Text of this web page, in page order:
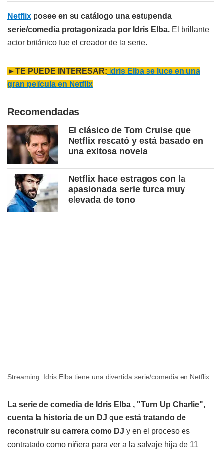
Netflix posee en su catálogo una estupenda
serie/comedia protagonizada por Idris Elba. El brillante
actor británico fue el creador de la serie.
►TE PUEDE INTERESAR: Idris Elba se luce en una
gran película en Netflix
Recomendadas
El clásico de Tom Cruise que
Netflix rescató y está basado en
una exitosa novela
Netflix hace estragos con la
apasionada serie turca muy
elevada de tono
Streaming. Idris Elba tiene una divertida serie/comedia en Netflix
La serie de comedia de Idris Elba , "Turn Up Charlie",
cuenta la historia de un DJ que está tratando de
reconstruir su carrera como DJ y en el proceso es
contratado como niñera para ver a la salvaje hija de 11